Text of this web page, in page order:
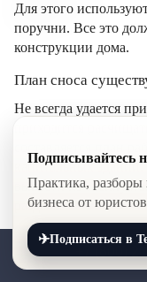
Для этого
поручни. Все это
конструкции дома.
План сноса
Не всегда удается
капитальных
вывести из
разделе.
Подробно
разделе II
Подписывайтесь
Практика, разборы
бизнеса от
✈Подписаться в
+7 (800)